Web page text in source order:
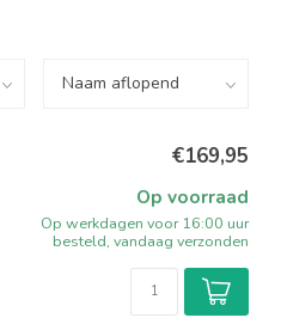
€169,95
Op voorraad
Op werkdagen voor 16:00 uur
besteld, vandaag verzonden